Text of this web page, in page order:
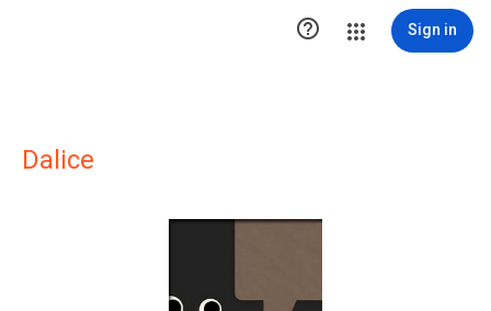
 Sign in
Dalice